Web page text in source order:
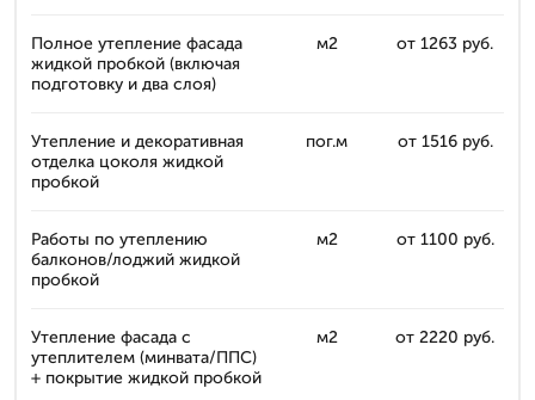
Полное утепление фасада
жидкой пробкой (включая
подготовку и два слоя)
м2 от 1263 руб.
Утепление и декоративная
отделка цоколя жидкой
пробкой
пог.м от 1516 руб.
Работы по утеплению
балконов/лоджий жидкой
пробкой
м2 от 1100 руб.
Утепление фасада с
утеплителем (минвата/ППС)
+ покрытие жидкой пробкой
м2 от 2220 руб.